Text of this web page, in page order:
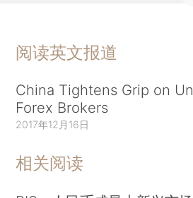
阅读英文报道
China Tightens Grip on
Forex Brokers
2017年12月16日
相关阅读